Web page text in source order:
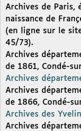
Archives de Paris,
naissance de
(en ligne sur le
45/73).
Archives
de 1861, Condé-
Archives
Archives
de 1866, Condé-
Archives des
Archives